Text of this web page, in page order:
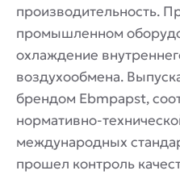
производительность.
промышленном
охлаждение
воздухообмена.
брендом Ebmpapst,
нормативно-
международных
прошел контроль